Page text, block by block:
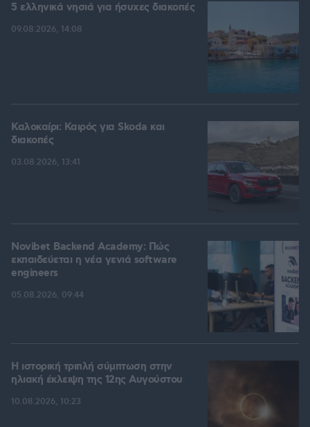
5 ελληνικά νησιά για ήσυχες διακοπές
09.08.2026, 14:08
Καλοκαίρι: Καιρός για Skoda και
διακοπές
03.08.2026, 13:41
Novibet Backend Academy: Πώς
εκπαιδεύεται η νέα γενιά software
engineers
05.08.2026, 09:44
Η ιστορική τριπλή σύμπτωση στην
ηλιακή έκλειψη της 12ης Αυγούστου
10.08.2026, 10:23